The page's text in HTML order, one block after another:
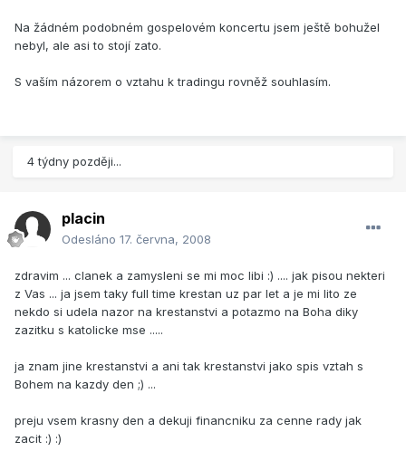
Na žádném podobném gospelovém koncertu jsem ještě bohužel
nebyl, ale asi to stojí zato.
S vaším názorem o vztahu k tradingu rovněž souhlasím.
4 týdny později...
placin
Odesláno 17. června, 2008
zdravim ... clanek a zamysleni se mi moc libi :) .... jak pisou nekteri
z Vas ... ja jsem taky full time krestan uz par let a je mi lito ze
nekdo si udela nazor na krestanstvi a potazmo na Boha diky
zazitku s katolicke mse .....
ja znam jine krestanstvi a ani tak krestanstvi jako spis vztah s
Bohem na kazdy den ;) ...
preju vsem krasny den a dekuji financniku za cenne rady jak
zacit :) :)